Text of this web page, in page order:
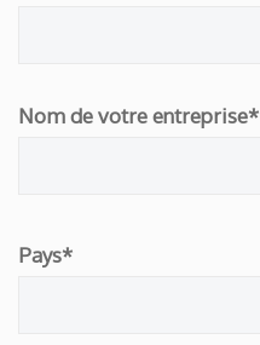
Nom de votre entreprise*
leave
Pays*